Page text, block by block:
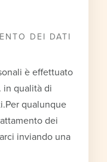
DEI DATI
è effettuato
in qualità di
qualunque
dei
inviando una